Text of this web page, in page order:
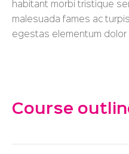
habitant morbi tristique
malesuada fames ac
egestas elementum
Course